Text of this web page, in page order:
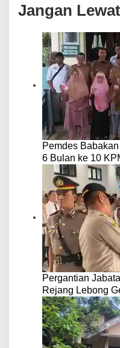
Jangan
Pemdes
6 Bulan ke 10
Pergantian
Rejang Lebong